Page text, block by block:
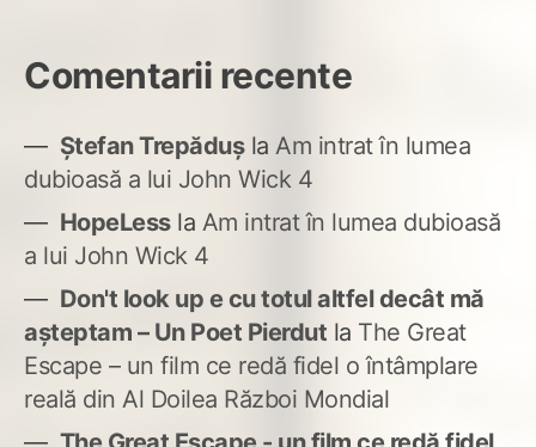
Comentarii recente
Ștefan Trepădușla Am intrat în lumea
dubioasă a lui John Wick 4
HopeLessla Am intrat în lumea dubioasă
a lui John Wick 4
Don't look up e cu totul altfel decât mă
așteptam – Un Poet Pierdut la The Great
Escape – un film ce redă fidel o întâmplare
reală din Al Doilea Război Mondial